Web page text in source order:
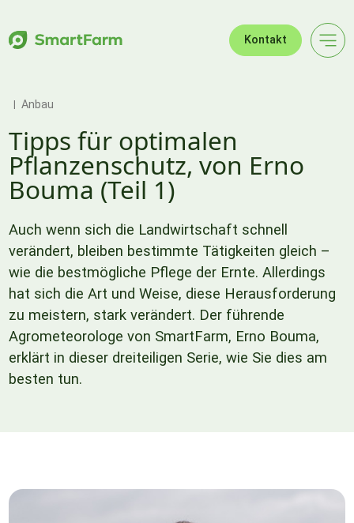
Kontakt
Anbau
Tipps für optimalen
Pflanzenschutz, von Erno
Bouma (Teil 1)
Auch wenn sich die Landwirtschaft schnell
verändert, bleiben bestimmte Tätigkeiten gleich –
wie die bestmögliche Pflege der Ernte. Allerdings
hat sich die Art und Weise, diese Herausforderung
zu meistern, stark verändert. Der führende
Agrometeorologe von SmartFarm, Erno Bouma,
erklärt in dieser dreiteiligen Serie, wie Sie dies am
besten tun.